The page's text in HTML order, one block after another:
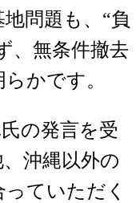
問題も、“負
、無条件撤去
かです。
の発言を受
沖縄以外の
ていただく